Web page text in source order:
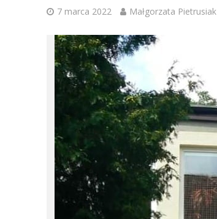
7 marca 2022 Małgorzata Pietrusiak